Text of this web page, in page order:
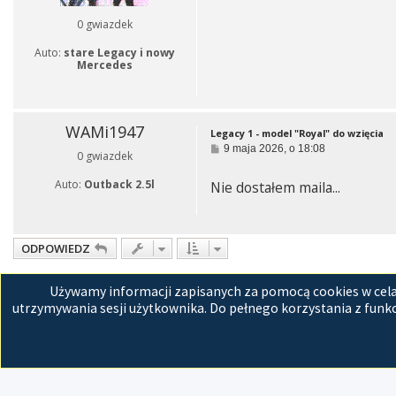
0 gwiazdek
Auto: stare Legacy i nowy
Mercedes
WAMi1947
0 gwiazdek
Auto: Outback 2.5l
Legacy 1 - model "Royal" do wzięcia
P
t
9 maja 2026, o 18:08
Nie dostałem maila...
ODPOWIEDZ
Wróć do „Ogłoszenia: Samochody”
Używamy informacji zapisanych za pomocą cookies w
utrzymywania sesji użytkownika. Do pełnego korzystania z
Strona główna